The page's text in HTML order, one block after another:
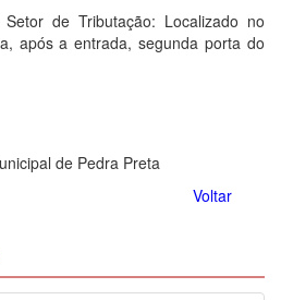
Setor de Tributação: Localizado no
após a entrada, segunda porta do
de Pedra Preta
Voltar